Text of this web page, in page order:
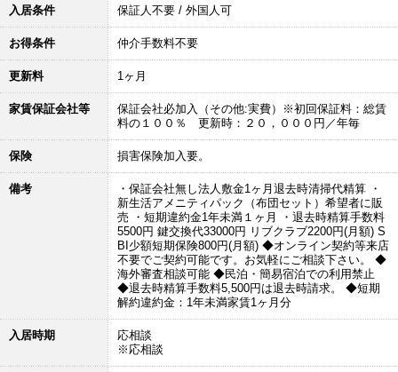
入居条件 保証人不要 / 外国人可
お得条件 仲介手数料不要
更新料 1ヶ月
家賃保証会社等
保証会社必加入（その他:実費）※初回保証料：総賃
料の１００％ 更新時：２０，０００円／年毎
保険 損害保険加入要。
備考
・保証会社無し法人敷金1ヶ月退去時清掃代精算 ・
新生活アメニティパック（布団セット）希望者に販
売 ・短期違約金1年未満１ヶ月 ・退去時精算手数料
5500円 鍵交換代33000円 リブクラブ2200円(月額) S
BI少額短期保険800円(月額) ◆オンライン契約等来店
不要でご契約可能です。お気軽にご相談下さい。 ◆
海外審査相談可能 ◆民泊・簡易宿泊での利用禁止
◆退去時精算手数料5,500円は退去時請求。 ◆短期
解約違約金：1年未満家賃1ヶ月分
入居時期
応相談
※応相談